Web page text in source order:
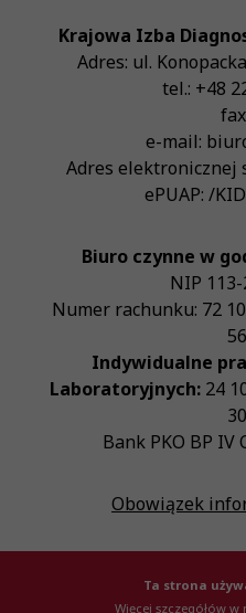
Krajowa Izba
Adres: ul.
tel.: +48
e-mail:
Adres elektronicznej
ePUAP: /
Biuro czynne w
NIP
Numer rachunku: 72
Indywidualne
Laboratoryjnych:24
Bank PKO BP IV
Obowiązek
Ta strona
Więcej szczegółów w